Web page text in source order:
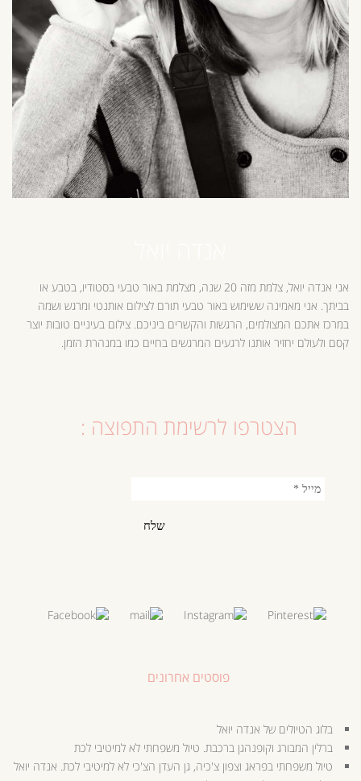
אני אנדה יואל, צלמת מזה 20 שנה, מצלמת באור טבעי בסטודיו, בטבע או
בביתך. אני מאמינה ששימוש באור טבעי תורם לצילום אותנטי ומרגש ושמה
במרכז אתכם המצולמים, הרגשות והקשרים ביניכם. צילום בעיניים טובות יוצר
קסם ולעולם יחזיר אותנו לרגעים המרגשים בחיים כמו במנהרת הזמן.
הצטרפו לרשימת התפוצה :
פוסטים אחרונים
בלוג הטיולים של אנדה יואל
ברלין המבורג וקופנהגן ברכבת. טיול משפחתי לא למיטיבי לכת
טיול משפחתי בפראג וצפון צ'כיה, גן העדן הצ'כי לא למיטיבי לכת. אנדה יואל